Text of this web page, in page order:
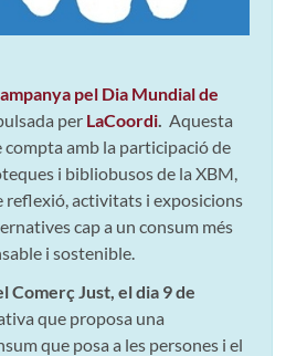
pel Dia Mundial de
per LaCoordi. Aquesta
compta amb la participació de
i bibliobusos de la XBM,
reflexió, activitats i exposicions
cap a un consum més
i sostenible.
Comerç Just, el dia 9 de
que proposa una
que posa a les persones i el